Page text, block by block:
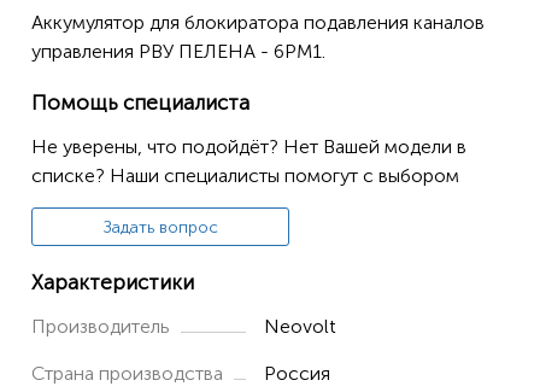
Аккумулятор для блокиратора подавления каналов
управления РВУ ПЕЛЕНА - 6РМ1.
Помощь специалиста
Не уверены, что подойдёт? Нет Вашей модели в
списке? Наши специалисты помогут с выбором
Задать вопрос
Характеристики
Производитель Neovolt
Страна производства Россия